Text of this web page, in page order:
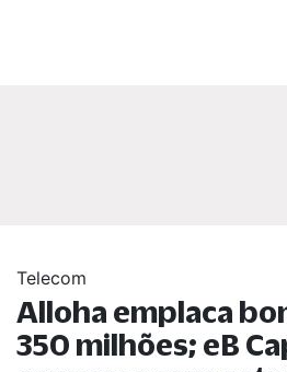
Telecom
Alloha emplaca
350 milhões; eB